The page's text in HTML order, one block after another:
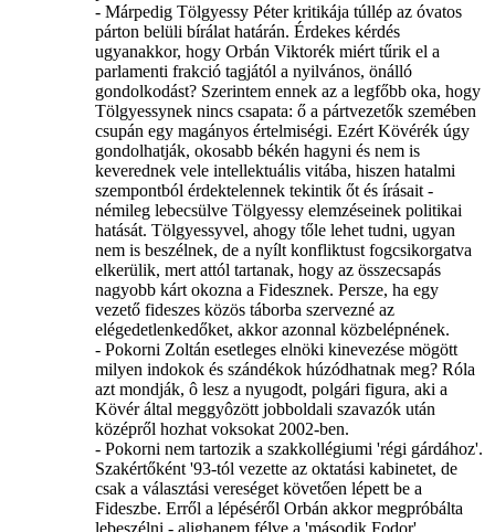
- Márpedig Tölgyessy Péter kritikája túllép az óvatos
párton belüli bírálat határán. Érdekes kérdés
ugyanakkor, hogy Orbán Viktorék miért tűrik el a
parlamenti frakció tagjától a nyilvános, önálló
gondolkodást? Szerintem ennek az a legfőbb oka, hogy
Tölgyessynek nincs csapata: ő a pártvezetők szemében
csupán egy magányos értelmiségi. Ezért Kövérék úgy
gondolhatják, okosabb békén hagyni és nem is
keverednek vele intellektuális vitába, hiszen hatalmi
szempontból érdektelennek tekintik őt és írásait -
némileg lebecsülve Tölgyessy elemzéseinek politikai
hatását. Tölgyessyvel, ahogy tőle lehet tudni, ugyan
nem is beszélnek, de a nyílt konfliktust fogcsikorgatva
elkerülik, mert attól tartanak, hogy az összecsapás
nagyobb kárt okozna a Fidesznek. Persze, ha egy
vezető fideszes közös táborba szervezné az
elégedetlenkedőket, akkor azonnal közbelépnének.
- Pokorni Zoltán esetleges elnöki kinevezése mögött
milyen indokok és szándékok húzódhatnak meg? Róla
azt mondják, ô lesz a nyugodt, polgári figura, aki a
Kövér által meggyôzött jobboldali szavazók után
középről hozhat voksokat 2002-ben.
- Pokorni nem tartozik a szakkollégiumi 'régi gárdához'.
Szakértőként '93-tól vezette az oktatási kabinetet, de
csak a választási vereséget követően lépett be a
Fideszbe. Erről a lépéséről Orbán akkor megpróbálta
lebeszélni - alighanem félve a 'második Fodor'